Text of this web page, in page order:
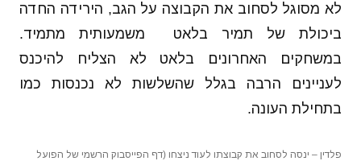
לא מסוגל לסחוב את הקבוצה על הגב, הירידה החדה
ביכולת של תמיר בלאט משמעותית מתמיד.
במשחקים האחרונים בלאט לא הצליח להיכנס
לעניינים הרבה בגלל שהשלשות לא נכנסות כמו
בתחילת העונה.
פלדין – ינסה לסחוב את קבוצתו לעוד ניצחו (דף הפייסבוק הרשמי של הפועל